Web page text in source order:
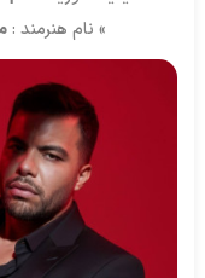
» نام هنرمند :